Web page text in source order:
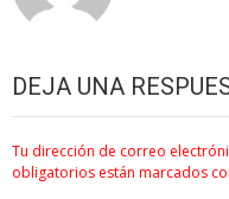
DEJA UNA
Tu dirección de correo
obligatorios están marcados